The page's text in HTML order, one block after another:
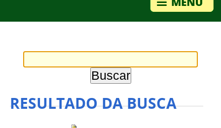
RESULTADO DA BUSCA